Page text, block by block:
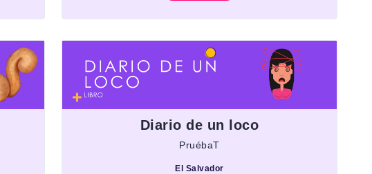
Diario de un loco
PruébaT
El Salvador